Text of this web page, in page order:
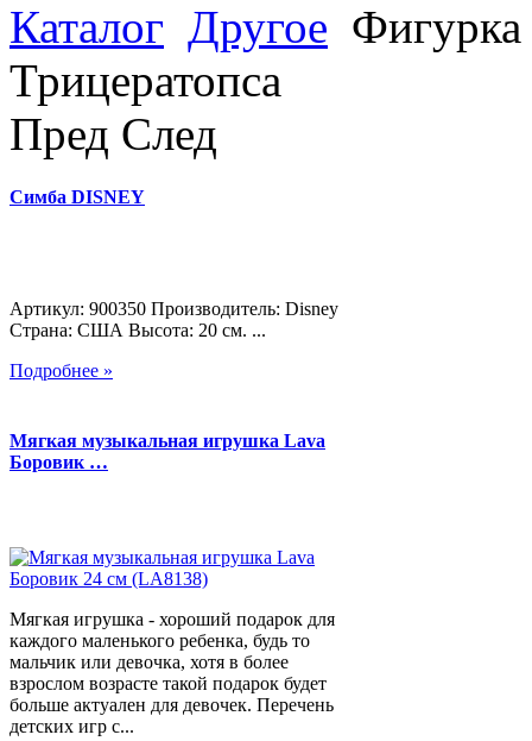
Каталог Другое Фигурка
Трицератопса
Пред След
Симба DISNEY
Артикул: 900350 Производитель: Disney
Страна: США Высота: 20 см. ...
Подробнее »
Мягкая музыкальная игрушка Lava
Боровик …
Мягкая игрушка - хороший подарок для
каждого маленького ребенка, будь то
мальчик или девочка, хотя в более
взрослом возрасте такой подарок будет
больше актуален для девочек. Перечень
детских игр с...